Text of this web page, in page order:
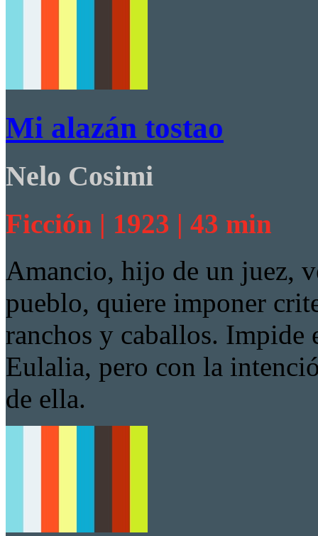
Mi alazán tostao
Nelo Cosimi
Ficción | 1923 | 43 min
Amancio, hijo de un juez,
pueblo, quiere imponer
ranchos y caballos.
Eulalia, pero con la
de ella.